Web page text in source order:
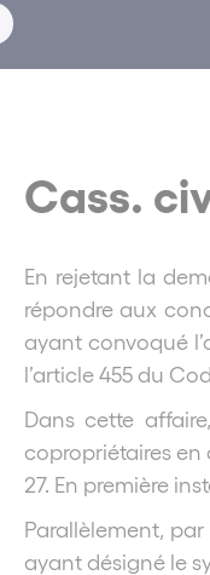
Cass.
En rejetant la
répondre aux
ayant convoqué
l’article 455 du
Dans cette
copropriétaires en
27. En première
Parallèlement,
ayant désigné le